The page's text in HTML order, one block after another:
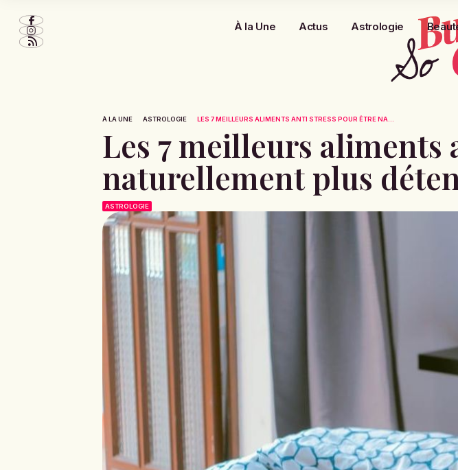
À la Une Actus Astrologie
À LA UNE ASTROLOGIE LES 7 MEILLEURS ALIMENTS ANTI STRESS POUR ÊTRE NA...
Les 7 meilleurs aliments
naturellement plus
ASTROLOGIE